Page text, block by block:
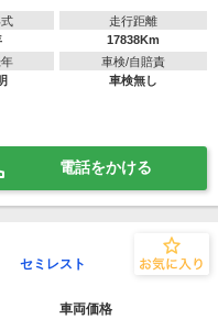
走行距離
17838Km
車検/自賠責
車検無し
電話をかける
セミレスト
車両価格